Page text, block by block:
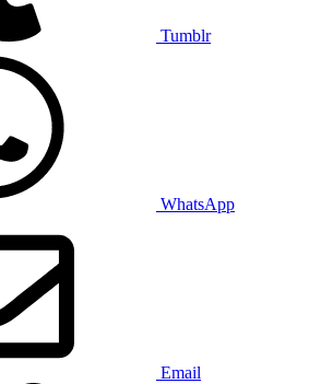
Tumblr
WhatsApp
Email